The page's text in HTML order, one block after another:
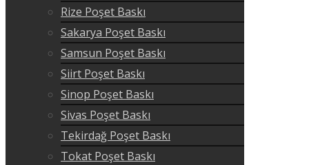
Rize Poşet Baskı
Sakarya Poşet Baskı
Samsun Poşet Baskı
Siirt Poşet Baskı
Sinop Poşet Baskı
Sivas Poşet Baskı
Tekirdağ Poşet Baskı
Tokat Poşet Baskı